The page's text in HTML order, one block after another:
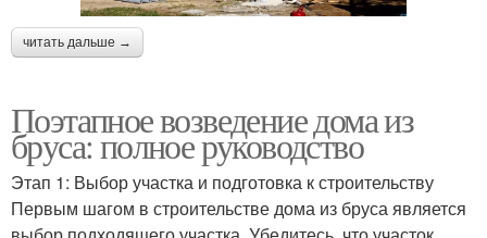
читать дальше →
Поэтапное возведение дома из
бруса: полное руководство
Этап 1: Выбор участка и подготовка к строительству
Первым шагом в строительстве дома из бруса является